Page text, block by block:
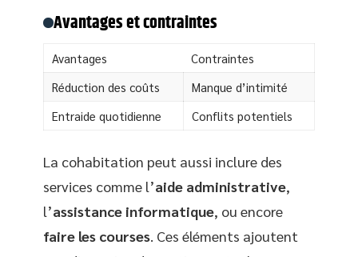
Avantages et contraintes
Avantages
Contraintes
Réduction des coûts
Manque d’intimité
Entraide quotidienne
Conflits potentiels
La cohabitation peut aussi inclure des
services comme l’aide administrative,
l’assistance informatique, ou encore
faire les courses . Ces éléments ajoutent